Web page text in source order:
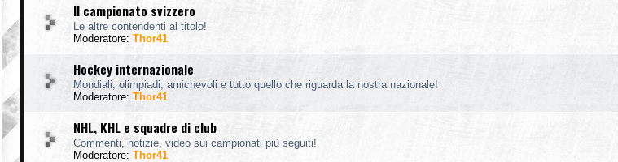
Il campionato svizzero
Le altre contendenti al titolo!
Moderatore: Thor41
Hockey internazionale
Mondiali, olimpiadi, amichevoli e tutto quello che riguarda la nostra nazionale!
Moderatore: Thor41
NHL, KHL e squadre di club
Commenti, notizie, video sui campionati più seguiti!
Moderatore: Thor41